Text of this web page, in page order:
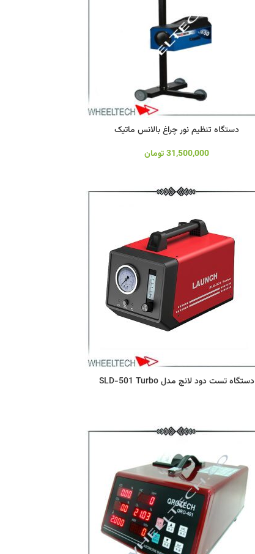
دستگاه تنظیم نور چراغ بالانس ماتیک
31,500,000تومان
دستگاه تست دود لانچ مدل SLD-501 Turbo